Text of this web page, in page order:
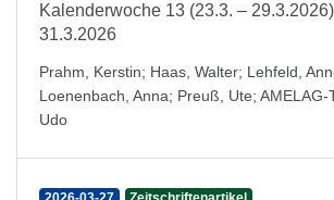
Kalenderwoche 13 (23.3. –
31.3.2026
Prahm, Kerstin; Haas, Walter; Lehfeld,
Loenenbach, Anna; Preuß, Ute; AMELAG-
Udo